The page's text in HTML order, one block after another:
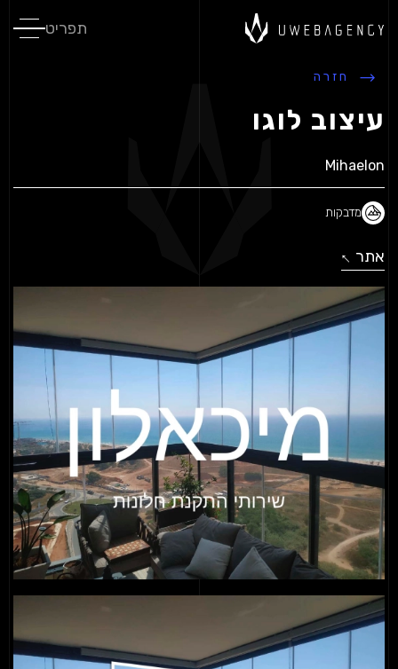
תפריט
חזרה
עיצוב לוגו
Mihaelon
מדבקות
אתר ↓
↓